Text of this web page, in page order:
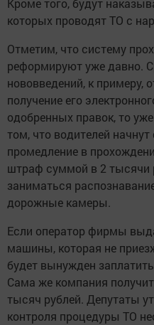
Кроме того, будут
которых проводят ТО с
Отметим, что систему
реформируют уже давно.
нововведений, к примеру,
получение его
одобренных правок, то
том, что водителей
промедление в
штраф суммой в 2 тысячи
заниматься
дорожные камеры.
Если оператор фирмы
машины, которая не
будет вынужден
Сама же компания
тысяч рублей. Депутаты
контроля процедуры ТО